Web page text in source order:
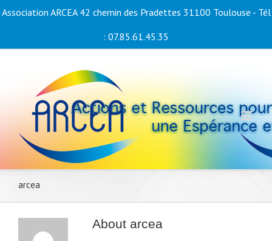
Association ARCEA 42 chemin des Pradettes 31100 Toulouse - Tél
: 07.85.61.45.35
arcea
About arcea